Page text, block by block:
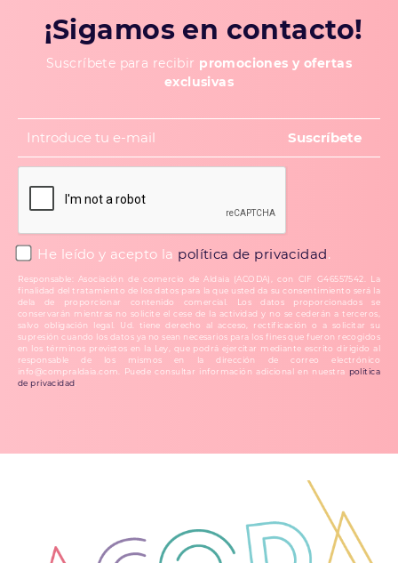
¡Sigamos en contacto!
Suscríbete para recibir promociones y ofertas
exclusivas
He leído y acepto la política de privacidad.
Responsable: Asociación de comercio de Aldaia (ACODA), con CIF G46557542. La
finalidad del tratamiento de los datos para la que usted da su consentimiento será la
dela de proporcionar contenido comercial. Los datos proporcionados se
conservarán mientras no solicite el cese de la actividad y no se cederán a terceros,
salvo obligación legal. Ud. tiene derecho al acceso, rectificación o a solicitar su
supresión cuando los datos ya no sean necesarios para los fines que fueron recogidos
en los términos previstos en la Ley, que podrá ejercitar mediante escrito dirigido al
responsable de los mismos en la dirección de correo electrónico
info@compraldaia.com. Puede consultar información adicional en nuestra política
de privacidad